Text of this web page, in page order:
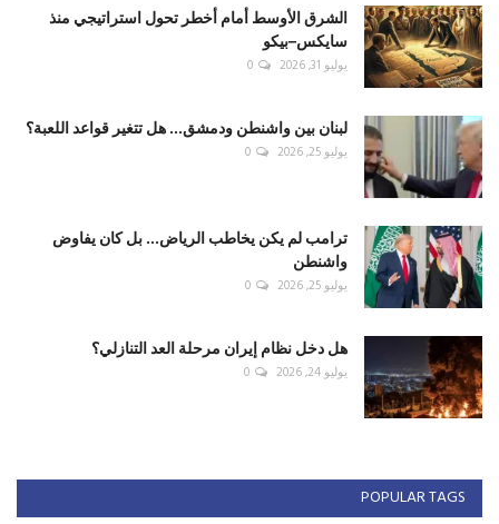
الشرق الأوسط أمام أخطر تحول استراتيجي منذ
سايكس–بيكو
يوليو 31, 2026 0
لبنان بين واشنطن ودمشق... هل تتغير قواعد اللعبة؟
يوليو 25, 2026 0
ترامب لم يكن يخاطب الرياض... بل كان يفاوض
واشنطن
يوليو 25, 2026 0
هل دخل نظام إيران مرحلة العد التنازلي؟
يوليو 24, 2026 0
POPULAR TAGS